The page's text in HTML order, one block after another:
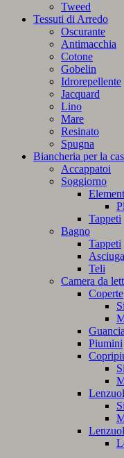
Tweed
Tessuti di Arredo
Oscurante
Antimacchia
Cotone
Gobelin
Idrorepellente
Jacquard
Lino
Mare
Resinato
Spugna
Biancheria per la
Accappatoi
Soggiorno
Tappeti
Bagno
Tappeti
Teli
Camera da
Coperte
Piumini